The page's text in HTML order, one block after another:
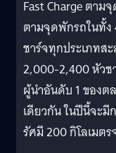
Fast Charge ตา
ตามจุดพักรถในทั้ง
ชาร์จทุกประเภทส
2,000-2,400 หัวช
ผู้นำอันดับ 1 ของต
เดียวกัน ในปีนี้จะ
รัศมี 200 กิโลเมต